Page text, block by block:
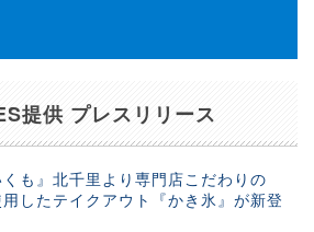
提供 プレスリリース
も』北千里より専門店こだわりの
用したテイクアウト『かき氷』が新登